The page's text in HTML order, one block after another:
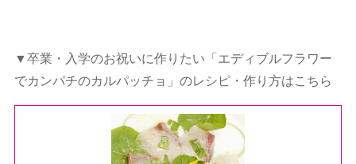
▼卒業・入学のお祝いに作りたい「エディブルフラワー
でカンパチのカルパッチョ」のレシピ・作り方はこちら